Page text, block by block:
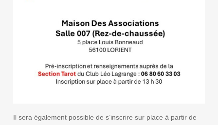
Il sera également possible de s’inscrire sur place à partir de